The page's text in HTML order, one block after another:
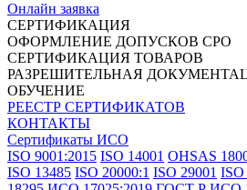
Онлайн заявка
СЕРТИФИКАЦИЯ
ОФОРМЛЕНИЕ ДОПУСКОВ СРО
СЕРТИФИКАЦИЯ ТОВАРОВ
РАЗРЕШИТЕЛЬНАЯ
ОБУЧЕНИЕ
РЕЕСТР СЕРТИФИКАТОВ
КОНТАКТЫ
Сертификаты ИСО
ISO 9001:2015 ISO 14001 OHSAS
ISO 13485 ISO 20000:1 ISO 29001 ISO